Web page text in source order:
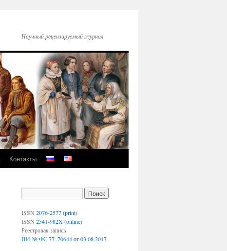
Научный рецензируемый журнал
Контакты
ISSN 2076-2577 (print)
ISSN 2541-982X (online)
Реестровая запись
ПИ № ФС 77–70644 от 03.08.2017